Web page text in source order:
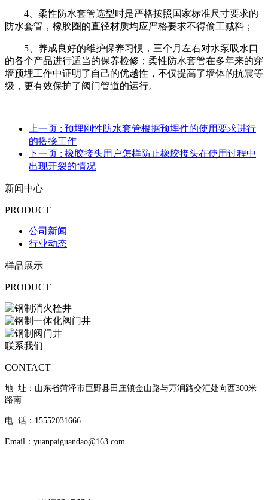
4、柔性防水套管选型时是严格按照国家标准尺寸要求的
防水套管，橡胶圈的直径材质均应严格要求不得偷工减料；
5、养成良好的维护保养习惯，三个月左右对水泵吸水口
的各个产品进行适当的保养检修；柔性防水套管在多年来的穿
墙预埋工作中证明了自己的优越性，不仅提高了墙体的抗震等
级，更有效保护了阀门管道的运行。
上一页 : 预埋刚性防水套管根据预埋件的使用要求进行
的搭接工作
下一页 : 橡胶接头用户怎样防止橡胶接头在使用过程中
出现开裂的情况
新闻中心
PRODUCT
公司新闻
行业动态
样品展示
PRODUCT
联系我们
CONTACT
地 址：山东省菏泽市巨野县田庄镇金山路与万润路交汇处向西300米
路南
电 话：15552031666
Email：yuanpaiguandao@163.com